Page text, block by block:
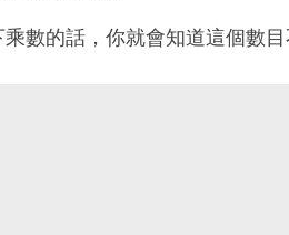
數的話，你就會知道這個數目